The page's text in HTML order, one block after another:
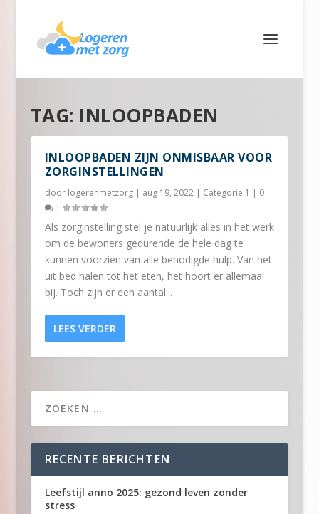
TAG: INLOOPBADEN
INLOOPBADEN ZIJN ONMISBAAR VOOR
ZORGINSTELLINGEN
door logerenmetzorg| aug 19, 2022| Categorie 1 | 0
|
Als zorginstelling stel je natuurlijk alles in het werk
om de bewoners gedurende de hele dag te
kunnen voorzien van alle benodigde hulp. Van het
uit bed halen tot het eten, het hoort er allemaal
bij. Toch zijn er een aantal...
LEES VERDER
RECENTE BERICHTEN
Leefstijl anno 2025: gezond leven zonder
stress